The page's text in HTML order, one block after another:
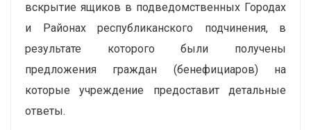
вскрытие ящиков в подведомственных Городах
и Районах республиканского подчинения, в
результате которого были получены
предложения граждан (бенефициаров) на
которые учреждение предоставит детальные
ответы.